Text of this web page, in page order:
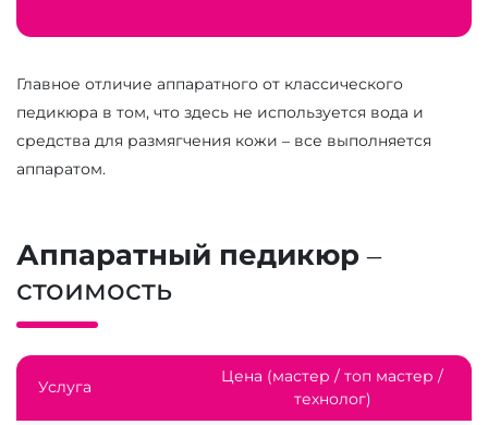
Главное отличие аппаратного от классического
педикюра в том, что здесь не используется вода и
средства для размягчения кожи – все выполняется
аппаратом.
Аппаратный педикюр –
стоимость
Услуга
Цена (мастер / топ мастер /
технолог)